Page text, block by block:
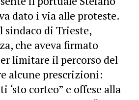
dato i via alle proteste.
sindaco di Trieste,
che aveva firmato
limitare il percorso del
alcune prescrizioni:
‘sto corteo” e offese alla